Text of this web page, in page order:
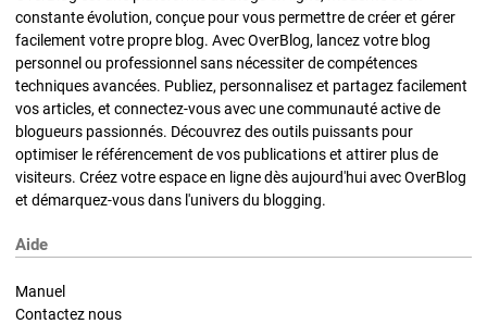
constante évolution, conçue pour vous permettre de créer et gérer
facilement votre propre blog. Avec OverBlog, lancez votre blog
personnel ou professionnel sans nécessiter de compétences
techniques avancées. Publiez, personnalisez et partagez facilement
vos articles, et connectez-vous avec une communauté active de
blogueurs passionnés. Découvrez des outils puissants pour
optimiser le référencement de vos publications et attirer plus de
visiteurs. Créez votre espace en ligne dès aujourd'hui avec OverBlog
et démarquez-vous dans l'univers du blogging.
Aide
Manuel
Contactez nous